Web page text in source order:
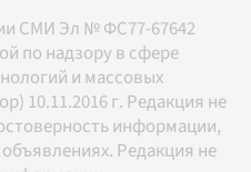
СМИ Эл № ФС77-67642
по надзору в сфере
и массовых
10.11.2016 г. Редакция не
информации,
Редакция не